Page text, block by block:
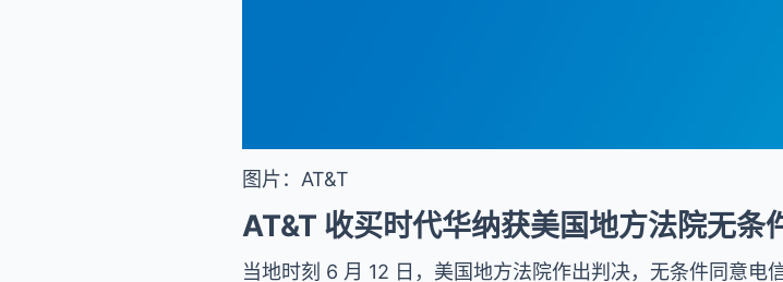
图片：AT&T
AT&T 收买时代华纳获美国地方法院无条
当地时刻 6 月 12 日，美国地方法院作出判决，无条件同意